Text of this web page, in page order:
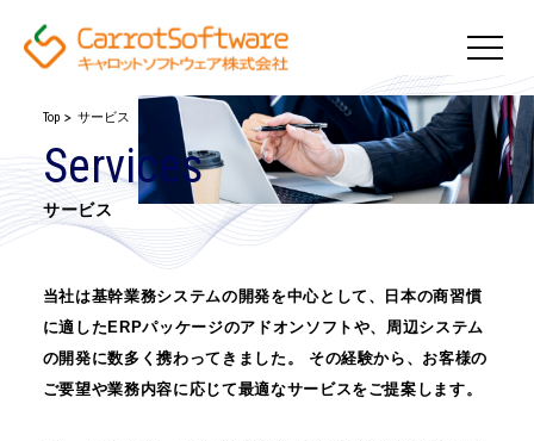
Top サービス
Services
サービス
当社は基幹業務システムの開発を中心として、日本の商習慣
に適したERPパッケージのアドオンソフトや、 周辺システム
の開発に数多く携わってきました。 その経験から、お客様の
ご要望や業務内容に応じて最適なサービスをご提案します。